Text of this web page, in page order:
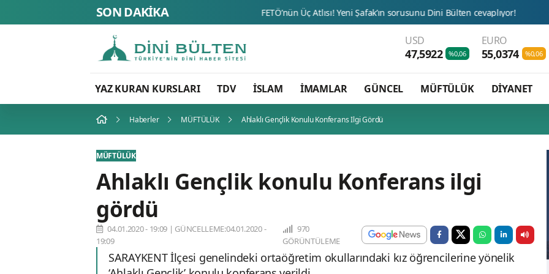
SON DAKİKA
USD
47,5922 %0,06
EURO
55,0374 %0,06
YAZ KURAN KURSLARI TDV İSLAM İMAMLAR GÜNCEL MÜFTÜLÜK DİYANET
Haberler MÜFTÜLÜK Ahlaklı Gençlik Konulu Konferans Ilgi Gördü
MÜFTÜLÜK
Ahlaklı Gençlik konulu Konferans ilgi
gördü
04.01.2020 - 19:09 | GÜNCELLEME:04.01.2020 -
19:09
970
GÖRÜNTÜLEME
SARAYKENT İlçesi genelindeki ortaöğretim okullarındaki kız öğrencilerine yönelik